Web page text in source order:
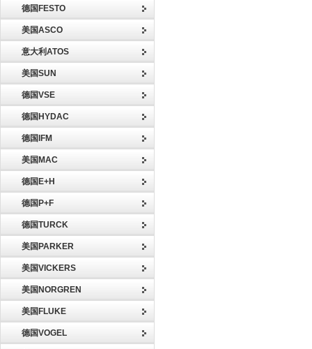
德国FESTO
美国ASCO
意大利ATOS
美国SUN
德国VSE
德国HYDAC
德国IFM
美国MAC
德国E+H
德国P+F
德国TURCK
美国PARKER
美国VICKERS
美国NORGREN
美国FLUKE
德国VOGEL